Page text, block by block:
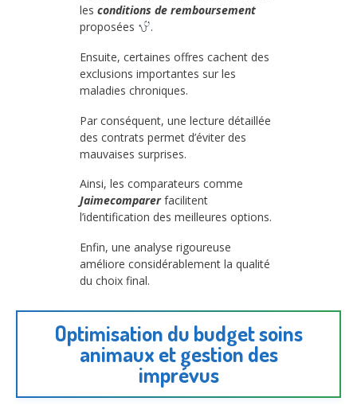
les conditions de remboursement
proposées
.
Ensuite, certaines offres cachent des
exclusions importantes sur les
maladies chroniques.
Par conséquent, une lecture détaillée
des contrats permet d’éviter des
mauvaises surprises.
Ainsi, les comparateurs comme
Jaimecomparerfacilitent
l’identification des meilleures options.
Enfin, une analyse rigoureuse
améliore considérablement la qualité
du choix final.
Optimisation du budget soins
animaux et gestion des
imprévus